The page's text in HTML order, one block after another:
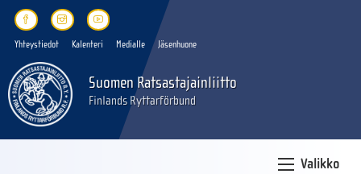
Yhteystiedot Kalenteri Medialle Jäsenhuone
Suomen Ratsastajainliitto
Finlands Ryttarförbund
Valikko